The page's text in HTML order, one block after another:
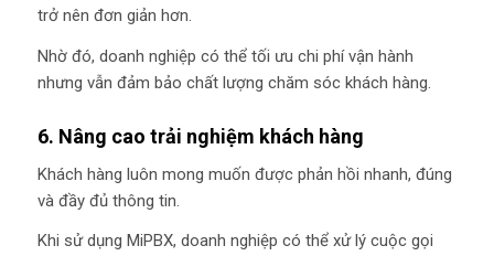
trở nên đơn giản hơn.
Nhờ đó, doanh nghiệp có thể tối ưu chi phí vận hành
nhưng vẫn đảm bảo chất lượng chăm sóc khách hàng.
6. Nâng cao trải nghiệm khách hàng
Khách hàng luôn mong muốn được phản hồi nhanh, đúng
và đầy đủ thông tin.
Khi sử dụng MiPBX, doanh nghiệp có thể xử lý cuộc gọi